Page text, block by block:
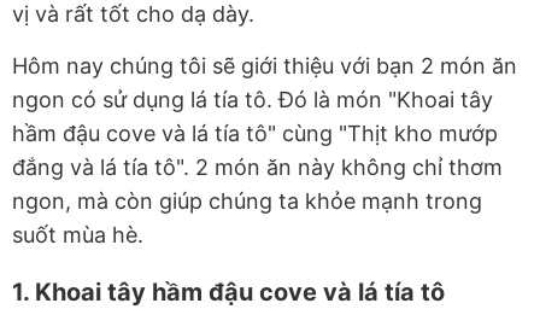
vị và rất tốt cho dạ dày.
Hôm nay chúng tôi sẽ giới thiệu với bạn 2 món ăn
ngon có sử dụng lá tía tô. Đó là món "Khoai tây
hầm đậu cove và lá tía tô" cùng "Thịt kho mướp
đắng và lá tía tô". 2 món ăn này không chỉ thơm
ngon, mà còn giúp chúng ta khỏe mạnh trong
suốt mùa hè.
1. Khoai tây hầm đậu cove và lá tía tô